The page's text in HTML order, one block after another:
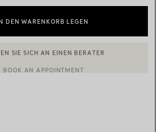
IN DEN WARENKORB LEGEN
SIE SICH AN EINEN BERATER